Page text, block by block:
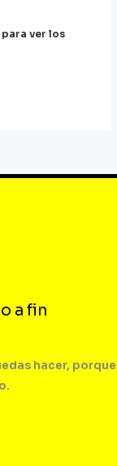
ver los
a fin
hacer, porque